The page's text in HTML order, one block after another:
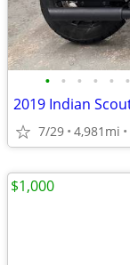
• • • • • •
7/29 4,981mi
$1,000